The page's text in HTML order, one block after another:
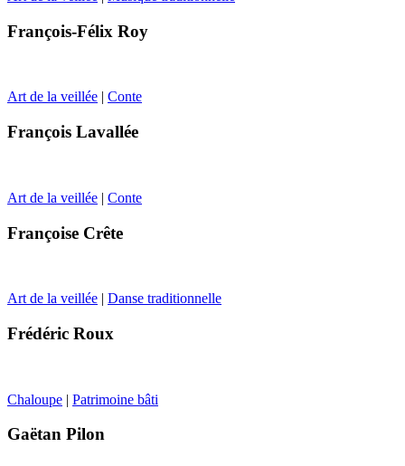
François-Félix Roy
Art de la veillée | Conte
François Lavallée
Art de la veillée | Conte
Françoise Crête
Art de la veillée | Danse traditionnelle
Frédéric Roux
Chaloupe | Patrimoine bâti
Gaëtan Pilon